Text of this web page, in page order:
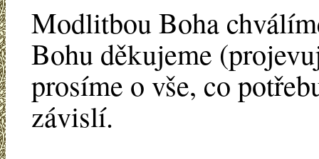
Modlitbou Boha
Bohu děkujeme
prosíme o vše, co
závislí.